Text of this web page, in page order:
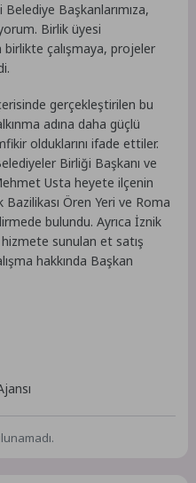
Başkanlarımıza,
Birlik üyesi
çalışmaya, projeler
gerçekleştirilen bu
adına daha güçlü
olduklarını ifade ettiler.
Birliği Başkanı ve
Usta heyete ilçenin
Ören Yeri ve Roma
bulundu. Ayrıca İznik
sunulan et satış
hakkında Başkan